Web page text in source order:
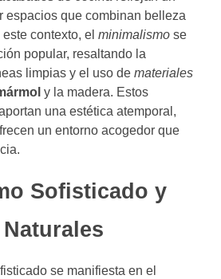
espacios que combinan belleza
contexto, el minimalismo se
popular, resaltando la
limpias y el uso de materiales
y la madera. Estos
una estética atemporal,
un entorno acogedor que
Sofisticado y
se manifiesta en el